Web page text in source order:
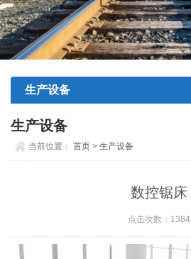
生产设备
生产设备
当前位置：首页 >生产设备
数控锯床
点击次数：1384